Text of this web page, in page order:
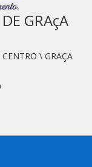
GRAçA
\ GRAÇA